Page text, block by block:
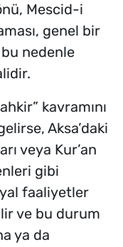
Mescid-i
genel bir
nedenle
kavramını
Aksa’daki
veya Kur’an
gibi
faaliyetler
ve bu durum
ya da